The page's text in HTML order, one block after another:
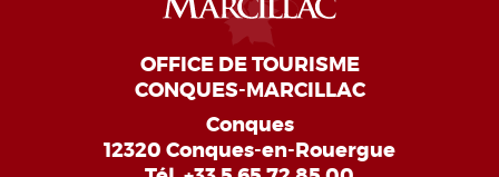
OFFICE DE TOURISME
CONQUES-MARCILLAC
Conques
12320 Conques-en-Rouergue